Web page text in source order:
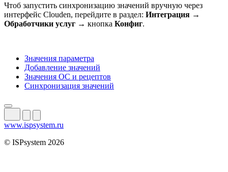
Чтоб запустить синхронизацию значений вручную через
интерфейс Clouden, перейдите в раздел: Интеграция →
Обработчики услуг → кнопка Конфиг.
Значения параметра
Добавление значений
Значения ОС и рецептов
Синхронизация значений
www.ispsystem.ru
© ISPsystem 2026